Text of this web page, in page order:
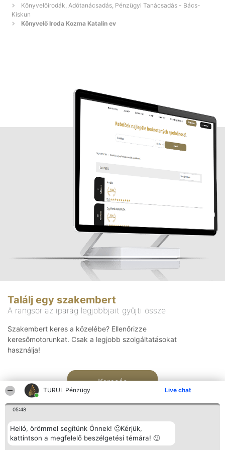
TURUL Pénzügy Live chat
05:48
Helló, örömmel segítünk Önnek! 🙂Kérjük,
kattintson a megfelelő beszélgetési témára! 🙂
Könyvelőirodák, Adótanácsadás, Pénzügyi Tanácsadás - Bács-
Kiskun
Könyvelő Iroda Kozma Katalin ev
Találj egy szakembert
A rangsor az iparág legjobbjait gyűjti össze
Szakembert keres a közelébe? Ellenőrizze
keresőmotorunkat. Csak a legjobb szolgáltatásokat
használja!
Keresés